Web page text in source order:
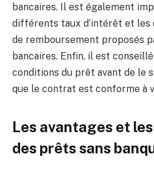
bancaires. Il est également
différents taux d’intérêt et
de remboursement proposés
bancaires. Enfin, il est
conditions du prêt avant de le
que le contrat est conforme à
Les avantages et
des prêts sans